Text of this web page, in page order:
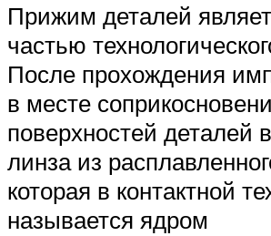
Прижим деталей
частью
После прохождения
в месте
поверхностей деталей
линза из
которая в контактной
называется ядром